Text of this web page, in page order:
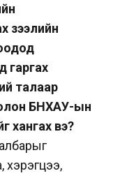
зээлийн
гаргах
талаар
БНХАУ-ын
хангах вэ?
хэрэгцээ,